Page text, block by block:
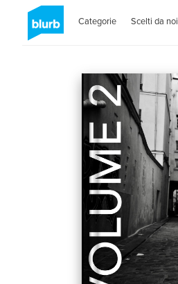
Categorie Scelti da noi